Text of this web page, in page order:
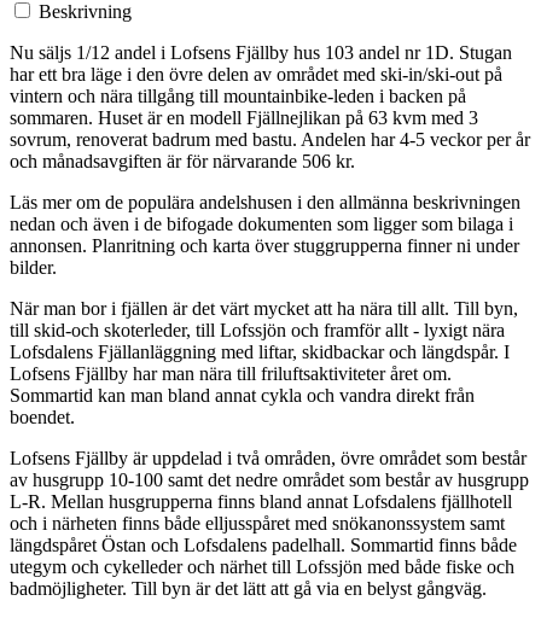
Beskrivning
Nu säljs 1/12 andel i Lofsens Fjällby hus 103 andel nr 1D. Stugan
har ett bra läge i den övre delen av området med ski-in/ski-out på
vintern och nära tillgång till mountainbike-leden i backen på
sommaren. Huset är en modell Fjällnejlikan på 63 kvm med 3
sovrum, renoverat badrum med bastu. Andelen har 4-5 veckor per år
och månadsavgiften är för närvarande 506 kr.
Läs mer om de populära andelshusen i den allmänna beskrivningen
nedan och även i de bifogade dokumenten som ligger som bilaga i
annonsen. Planritning och karta över stuggrupperna finner ni under
bilder.
När man bor i fjällen är det värt mycket att ha nära till allt. Till byn,
till skid-och skoterleder, till Lofssjön och framför allt - lyxigt nära
Lofsdalens Fjällanläggning med liftar, skidbackar och längdspår. I
Lofsens Fjällby har man nära till friluftsaktiviteter året om.
Sommartid kan man bland annat cykla och vandra direkt från
boendet.
Lofsens Fjällby är uppdelad i två områden, övre området som består
av husgrupp 10-100 samt det nedre området som består av husgrupp
L-R. Mellan husgrupperna finns bland annat Lofsdalens fjällhotell
och i närheten finns både elljusspåret med snökanonssystem samt
längdspåret Östan och Lofsdalens padelhall. Sommartid finns både
utegym och cykelleder och närhet till Lofssjön med både fiske och
badmöjligheter. Till byn är det lätt att gå via en belyst gångväg.